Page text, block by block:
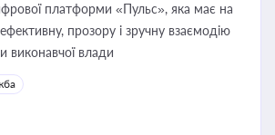
платформи «Пульс», яка має на
прозору і зручну взаємодію
виконавчої влади